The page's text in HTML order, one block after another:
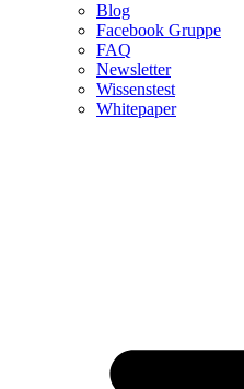
Blog
Facebook Gruppe
FAQ
Newsletter
Wissenstest
Whitepaper